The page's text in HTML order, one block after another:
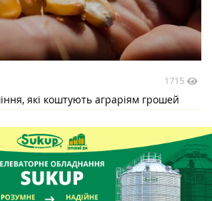
1715
які коштують аграріям грошей